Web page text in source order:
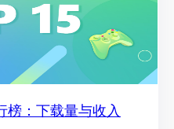
榜：下载量与收入